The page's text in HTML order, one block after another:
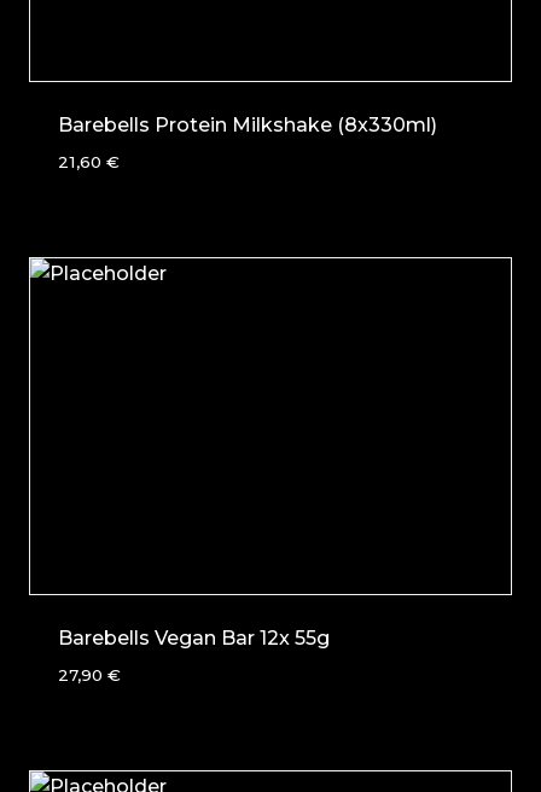
Barebells Protein Milkshake (8x330ml)
21,60 €
Barebells Vegan Bar 12x 55g
27,90 €